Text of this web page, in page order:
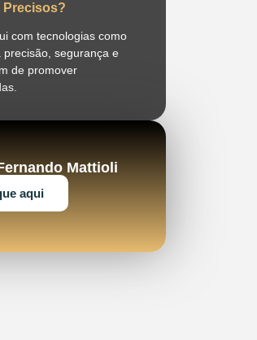
Precisos?
com tecnologias como
segurança e
de promover
Mattioli
aqui